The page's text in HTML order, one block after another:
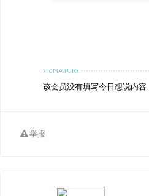
该会员没有填写今日想说内容.
举报